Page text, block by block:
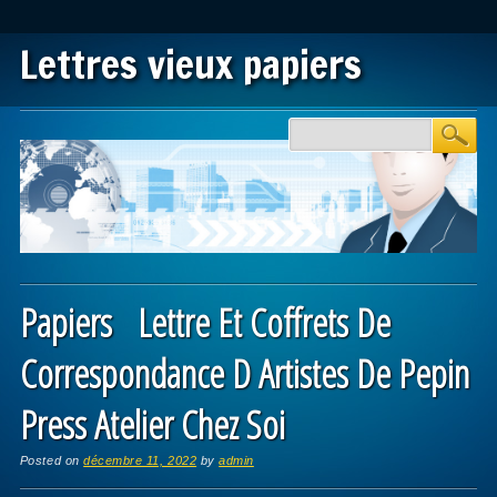
Lettres vieux papiers
Main menu
Papiers Lettre Et Coffrets De
Correspondance D Artistes De Pepin
Press Atelier Chez Soi
Posted ondécembre 11, 2022 byadmin